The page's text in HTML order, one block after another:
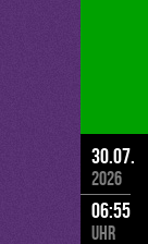
30.07.
2026
06:55
Uhr